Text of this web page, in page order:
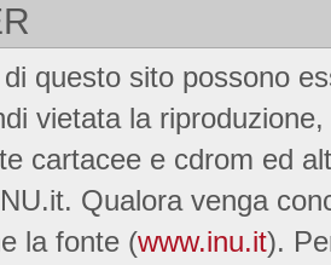
questo sito possono
vietata la
cartacee e cdrom ed
Qualora venga
la fonte (www.inu.it).